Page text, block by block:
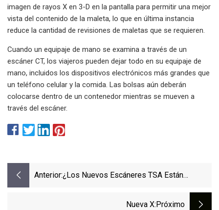
imagen de rayos X en 3-D en la pantalla para permitir una mejor
vista del contenido de la maleta, lo que en última instancia
reduce la cantidad de revisiones de maletas que se requieren.
Cuando un equipaje de mano se examina a través de un
escáner CT, los viajeros pueden dejar todo en su equipaje de
mano, incluidos los dispositivos electrónicos más grandes que
un teléfono celular y la comida. Las bolsas aún deberán
colocarse dentro de un contenedor mientras se mueven a
través del escáner.
Anterior:¿Los Nuevos Escáneres TSA Están
Nueva X:próximo